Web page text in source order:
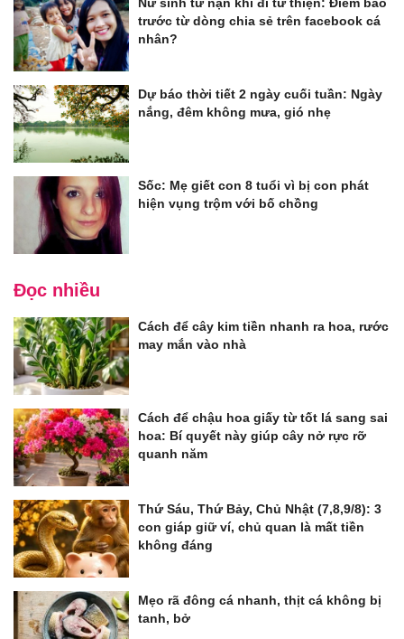
trước từ dòng chia sẻ trên facebook cá
nhân?
Dự báo thời tiết 2 ngày cuối tuần: Ngày
nắng, đêm không mưa, gió nhẹ
Sốc: Mẹ giết con 8 tuổi vì bị con phát
hiện vụng trộm với bố chồng
Đọc nhiều
Cách để cây kim tiền nhanh ra hoa, rước
may mắn vào nhà
Cách để chậu hoa giấy từ tốt lá sang sai
hoa: Bí quyết này giúp cây nở rực rỡ
quanh năm
Thứ Sáu, Thứ Bảy, Chủ Nhật (7,8,9/8): 3
con giáp giữ ví, chủ quan là mất tiền
không đáng
Mẹo rã đông cá nhanh, thịt cá không bị
tanh, bở